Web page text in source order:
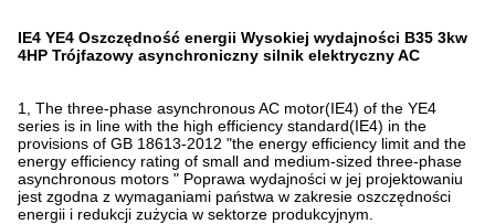
IE4 YE4 Oszczędność energii Wysokiej wydajności B35 3kw
4HP Trójfazowy asynchroniczny silnik elektryczny AC
1, The three-phase asynchronous AC motor(IE4) of the YE4
series is in line with the high efficiency standard(IE4) in the
provisions of GB 18613-2012 "the energy efficiency limit and the
energy efficiency rating of small and medium-sized three-phase
asynchronous motors " Poprawa wydajności w jej projektowaniu
jest zgodna z wymaganiami państwa w zakresie oszczędności
energii i redukcji zużycia w sektorze produkcyjnym.